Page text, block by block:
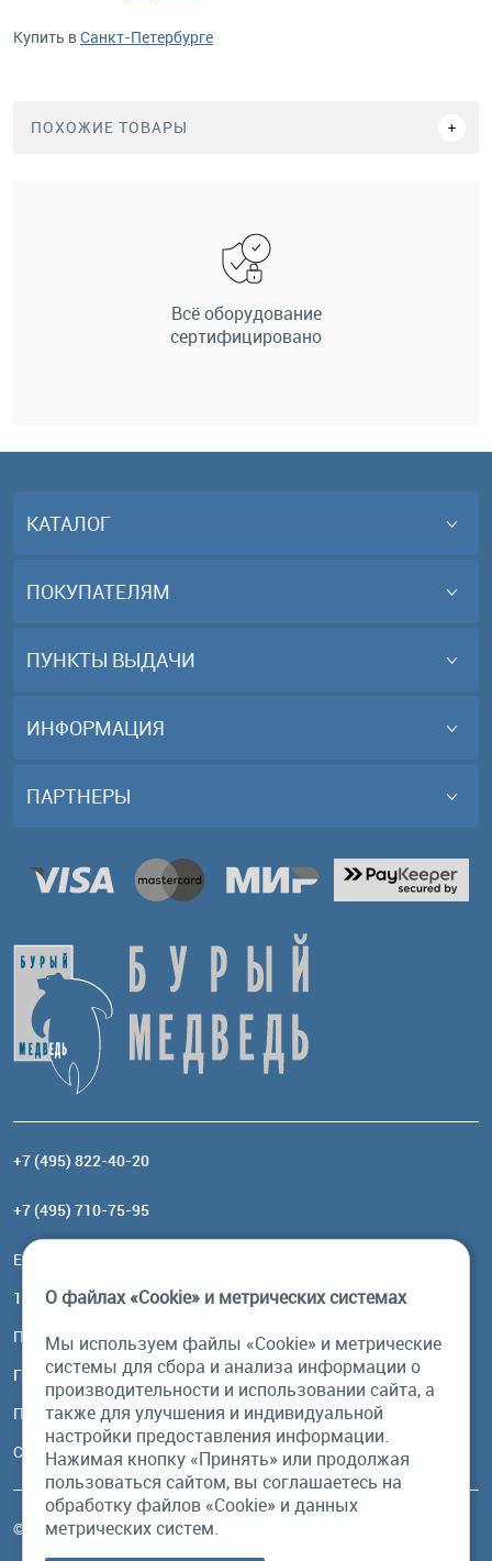
Купить вСанкт-Петербурге
ПОХОЖИЕ ТОВАРЫ
Всё оборудование
сертифицировано
КАТАЛОГ
ПОКУПАТЕЛЯМ
ПУНКТЫ ВЫДАЧИ
ИНФОРМАЦИЯ
ПАРТНЕРЫ
+7 (495) 822-40-20
+7 (495) 710-75-95
Email:
117485, Москва, ул. Профсоюзная, 84/32, корп 1
Посмотреть на карте
График работы
Пн-Пт: с 10:00 до 18:00
Сб, Вс: выходной
© Бурый Медведь MMXXVI. Все права защищены.
О файлах «Cookie» и метрических системах
Мы используем файлы «Cookie» и метрические
системы для сбора и анализа информации о
производительности и использовании сайта, а
также для улучшения и индивидуальной
настройки предоставления информации.
Нажимая кнопку «Принять» или продолжая
пользоваться сайтом, вы соглашаетесь на
обработку файлов «Cookie» и данных
метрических систем.